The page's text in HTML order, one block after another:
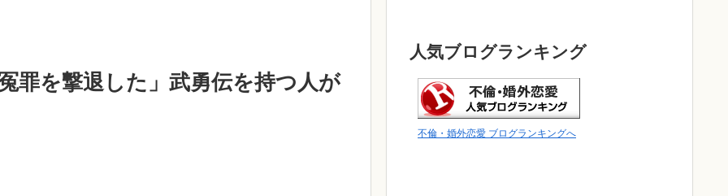
罪を撃退した」武勇伝を持つ人が
人気ブログランキング
不倫・婚外恋愛 ブログランキングへ